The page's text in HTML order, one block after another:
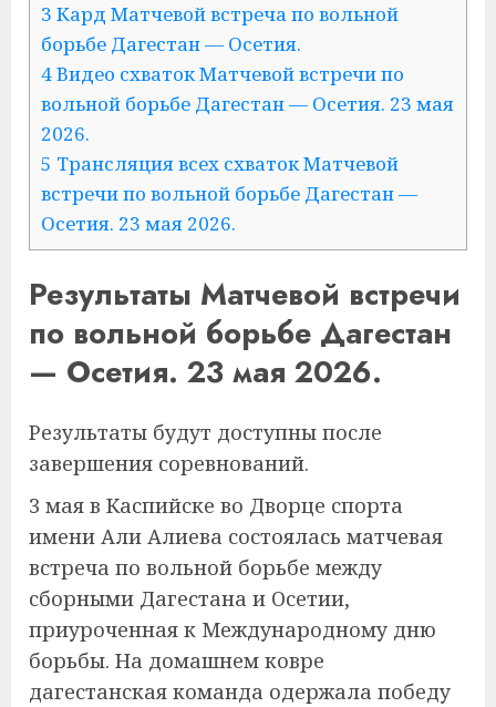
3 Кард Матчевой встреча по вольной
борьбе Дагестан — Осетия.
4 Видео схваток Матчевой встречи по
вольной борьбе Дагестан — Осетия. 23 мая
2026.
5 Трансляция всех схваток Матчевой
встречи по вольной борьбе Дагестан —
Осетия. 23 мая 2026.
Результаты Матчевой встречи
по вольной борьбе Дагестан
— Осетия. 23 мая 2026.
Результаты будут доступны после
завершения соревнований.
3 мая в Каспийске во Дворце спорта
имени Али Алиева состоялась матчевая
встреча по вольной борьбе между
сборными Дагестана и Осетии,
приуроченная к Международному дню
борьбы. На домашнем ковре
дагестанская команда одержала победу